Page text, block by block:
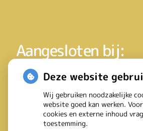
Aangesloten bij:
Deze website
Wij gebruiken noodzakelijke
website goed kan werken.
cookies en externe inhoud
toestemming.